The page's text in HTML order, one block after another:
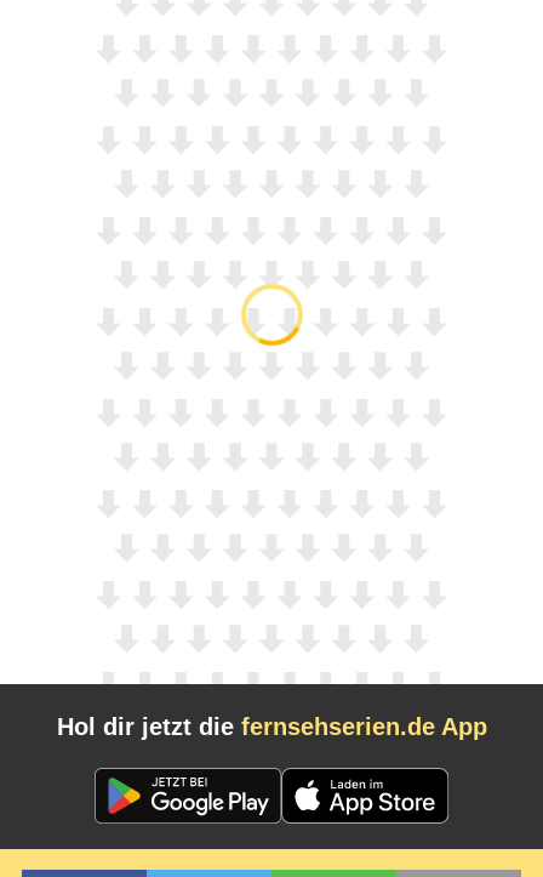
Hol dir jetzt die fernsehserien.de App